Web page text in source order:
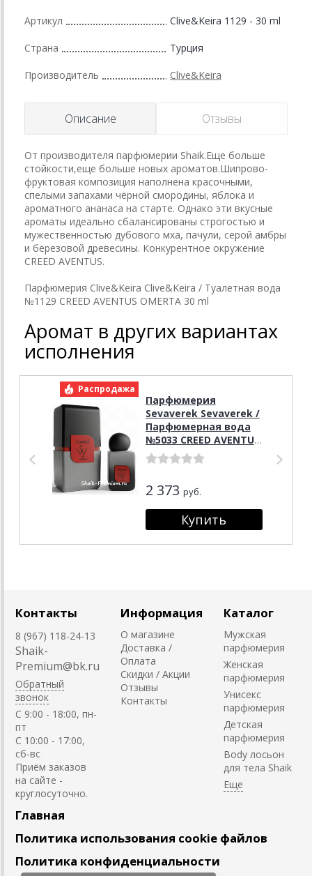
Артикул Clive&Keira 1129 - 30 ml
Страна Турция
Производитель Clive&Keira
Описание Отзывы
От производителя парфюмерии Shaik.Еще больше
стойкости,еще больше новых ароматов.Шипрово-
фруктовая композиция наполнена красочными,
спелыми запахами чёрной смородины, яблока и
ароматного ананаса на старте. Однако эти вкусные
ароматы идеально сбалансированы строгостью и
мужественностью дубового мха, пачули, серой амбры
и березовой древесины. Конкурентное окружение
CREED AVENTUS.
Парфюмерия Clive&Keira Clive&Keira / Туалетная вода
№1129 CREED AVENTUS OMERTA 30 ml
Аромат в других вариантах
исполнения
Распродажа
Парфюмерия
Sevaverek Sevaverek /
Парфюмерная вода
№5033 CREED AVENTUS
OMERTA 50 мл
2 373 руб.
Контакты
8 (967) 118-24-13
Shaik-
Premium@bk.ru
Обратный
звонок
C 9:00 - 18:00, пн-
пт
С 10:00 - 17:00,
сб-вс
Приём заказов
на сайте -
круглосуточно.
Информация
О магазине
Доставка /
Оплата
Скидки / Акции
Отзывы
Контакты
Каталог
Мужская
парфюмерия
Женская
парфюмерия
Унисекс
парфюмерия
Детская
парфюмерия
Body лосьон
для тела Shaik
Главная
Политика использования cookie файлов
Политика конфиденциальности